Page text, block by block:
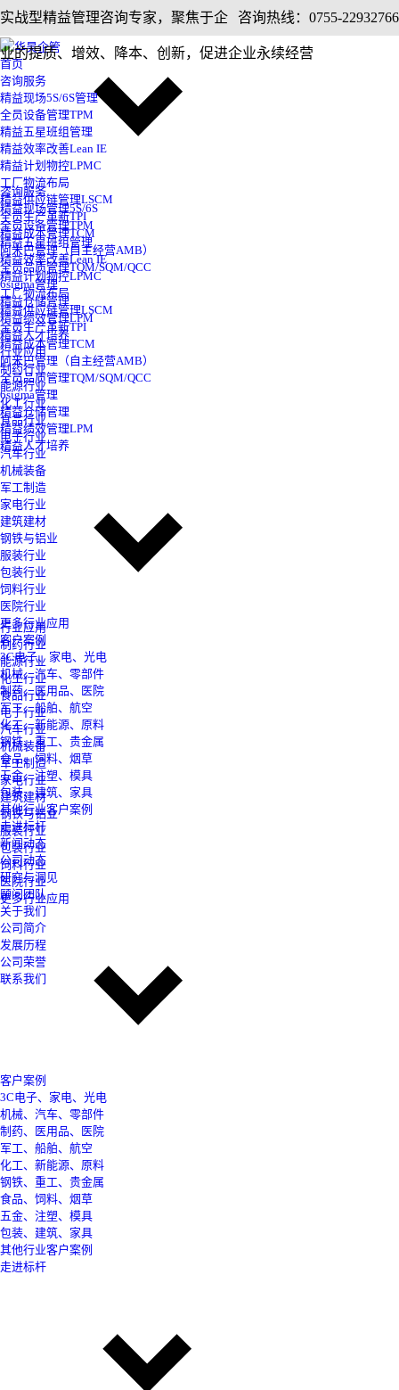
咨询热线：0755-22932766
实战型精益管理咨询专家，聚焦于企
业的提质、增效、降本、创新，促进企业永续经营
首页
咨询服务
精益现场5S/6S管理
全员设备管理TPM
精益五星班组管理
精益效率改善Lean IE
精益计划物控LPMC
工厂物流布局
精益供应链管理LSCM
全员生产革新TPI
精益成本管理TCM
阿米巴管理（自主经营AMB）
全员品质管理TQM/SQM/QCC
6sigma管理
精益仓储管理
精益绩效管理LPM
精益人才培养
行业应用
制药行业
能源行业
化工行业
食品行业
电子行业
汽车行业
机械装备
军工制造
家电行业
建筑建材
钢铁与铝业
服装行业
包装行业
饲料行业
医院行业
更多行业应用
客户案例
3C电子、家电、光电
机械、汽车、零部件
制药、医用品、医院
军工、船舶、航空
化工、新能源、原料
钢铁、重工、贵金属
食品、饲料、烟草
五金、注塑、模具
包装、建筑、家具
其他行业客户案例
走进标杆
新闻动态
公司动态
研究与洞见
顾问团队
关于我们
公司简介
发展历程
公司荣誉
联系我们
咨询服务
精益现场管理5S/6S
全员设备管理TPM
精益五星班组管理
精益效率改善Lean IE
精益计划物控LPMC
工厂物流布局
精益供应链管理LSCM
全员生产革新TPI
精益成本管理TCM
阿米巴管理（自主经营AMB）
全员品质管理TQM/SQM/QCC
6sigma管理
精益仓储管理
精益绩效管理LPM
精益人才培养
行业应用
制药行业
能源行业
化工行业
食品行业
电子行业
汽车行业
机械装备
军工制造
家电行业
建筑建材
钢铁与铝业
服装行业
包装行业
饲料行业
医院行业
更多行业应用
客户案例
3C电子、家电、光电
机械、汽车、零部件
制药、医用品、医院
军工、船舶、航空
化工、新能源、原料
钢铁、重工、贵金属
食品、饲料、烟草
五金、注塑、模具
包装、建筑、家具
其他行业客户案例
走进标杆